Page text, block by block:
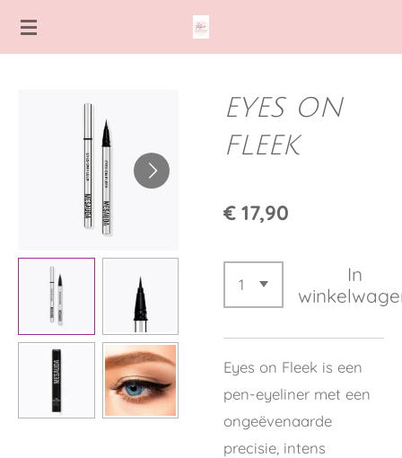
Ga
EYES ON
FLEEK
€ 17,90
In
Eyes on Fleek is een
pen-eyeliner met een
ongeëvenaarde
precisie, intens